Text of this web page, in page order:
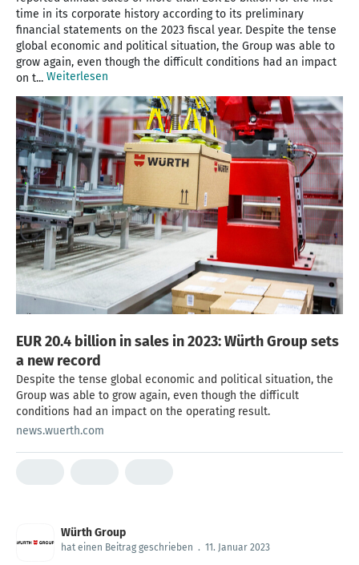
time in its corporate history according to its preliminary
financial statements on the 2023 fiscal year. Despite the tense
global economic and political situation, the Group was able to
grow again, even though the difficult conditions had an impact
on t... Weiterlesen
EUR 20.4 billion in sales in 2023: Würth Group sets
a new record
Despite the tense global economic and political situation, the
Group was able to grow again, even though the difficult
conditions had an impact on the operating result.
news.wuerth.com
Würth Group
hat einen Beitrag geschrieben . 11. Januar 2023